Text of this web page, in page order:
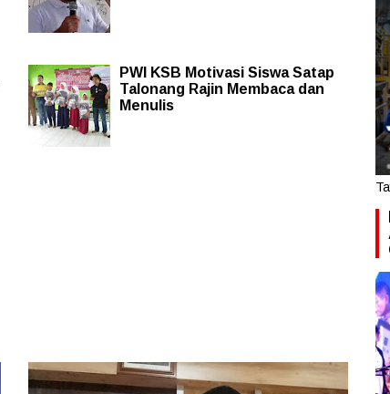
PWI KSB Motivasi Siswa Satap
Talonang Rajin Membaca dan
Menulis